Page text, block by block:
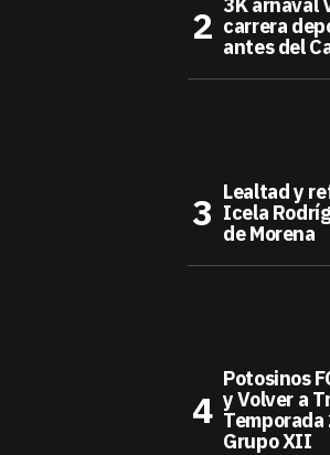
carrera
antes del
Lealtad y
Icela
de Morena
Potosinos
y Volver a
Grupo XII